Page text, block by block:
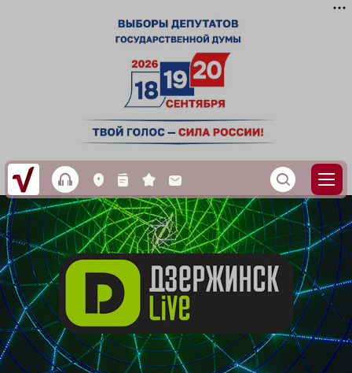
h L n s M S